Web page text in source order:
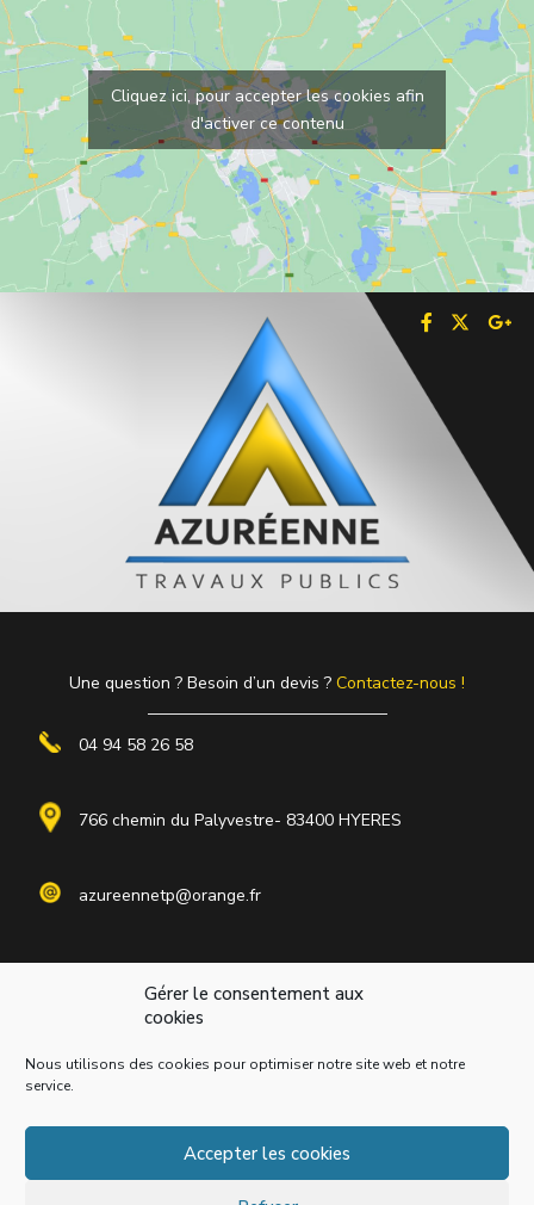
Gérer le consentement aux
cookies
Nous utilisons des cookies pour optimiser notre site web et notre
service.
Accepter les cookies
Cliquez ici, pour accepter les cookies afin
d'activer ce contenu
Une question ? Besoin d’un devis ? Contactez-nous !
04 94 58 26 58
766 chemin du Palyvestre- 83400 HYERES
azureennetp@orange.fr
Services
Porfolio
Actualités